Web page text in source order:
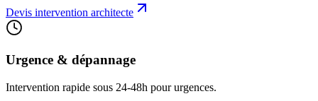
Devis intervention architecte
Urgence & dépannage
Intervention rapide sous 24-48h pour urgences.